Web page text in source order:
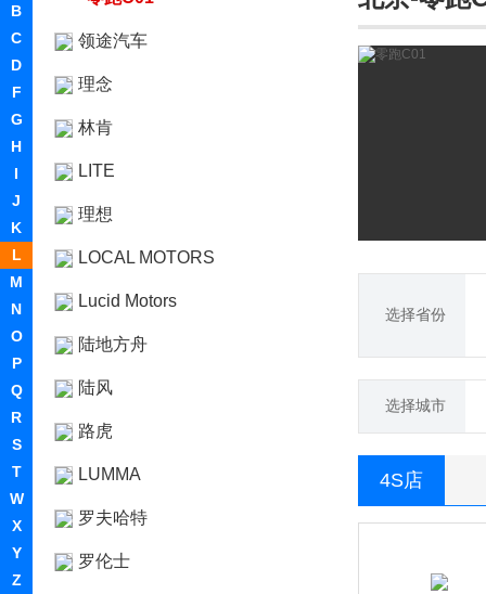
B
C
D
F
G
H
I
J
K
L
M
N
O
P
Q
R
S
T
W
X
Y
Z
领途汽车
理念
林肯
LITE
理想
LOCAL MOTORS
Lucid Motors
陆地方舟
陆风
路虎
LUMMA
罗夫哈特
罗伦士
选择省份
选择城市
4S店